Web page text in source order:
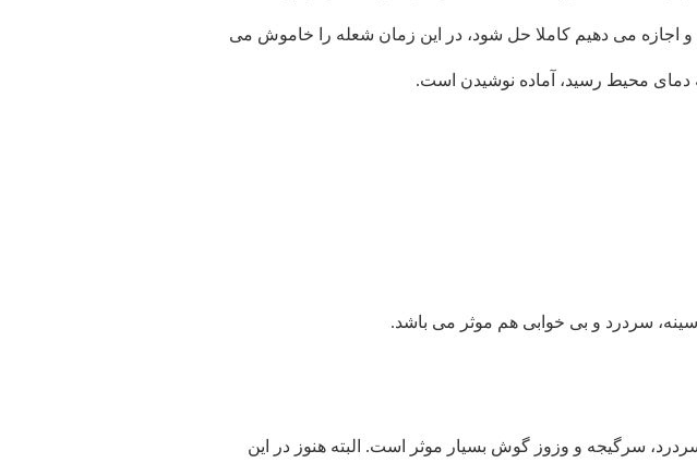
مرحله ۵۰ گرم شکر را اضافه کرده و اجازه می دهیم کاملا حل شود، در این زمان شعله را خاموش می
دمای محیط رسید، آماده نوشیدن است.
سردرد و بی خوابی هم موثر می باشد.
سردرد، سرگیجه و وزوز گوش بسیار موثر است. البته هنوز در این